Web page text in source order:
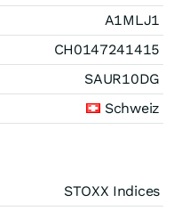
A1MLJ1
CH0147241415
SAUR10DG
Schweiz
STOXX Indices